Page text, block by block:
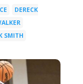
DERECK
SMITH